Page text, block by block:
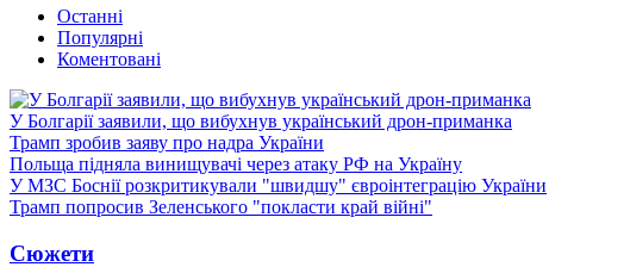
Останні
Популярні
Коментовані
У Болгарії заявили, що вибухнув український дрон-приманка
Трамп зробив заяву про надра України
Польща підняла винищувачі через атаку РФ на Україну
У МЗС Боснії розкритикували "швидшу" євроінтеграцію України
Трамп попросив Зеленського "покласти край війні"
Сюжети